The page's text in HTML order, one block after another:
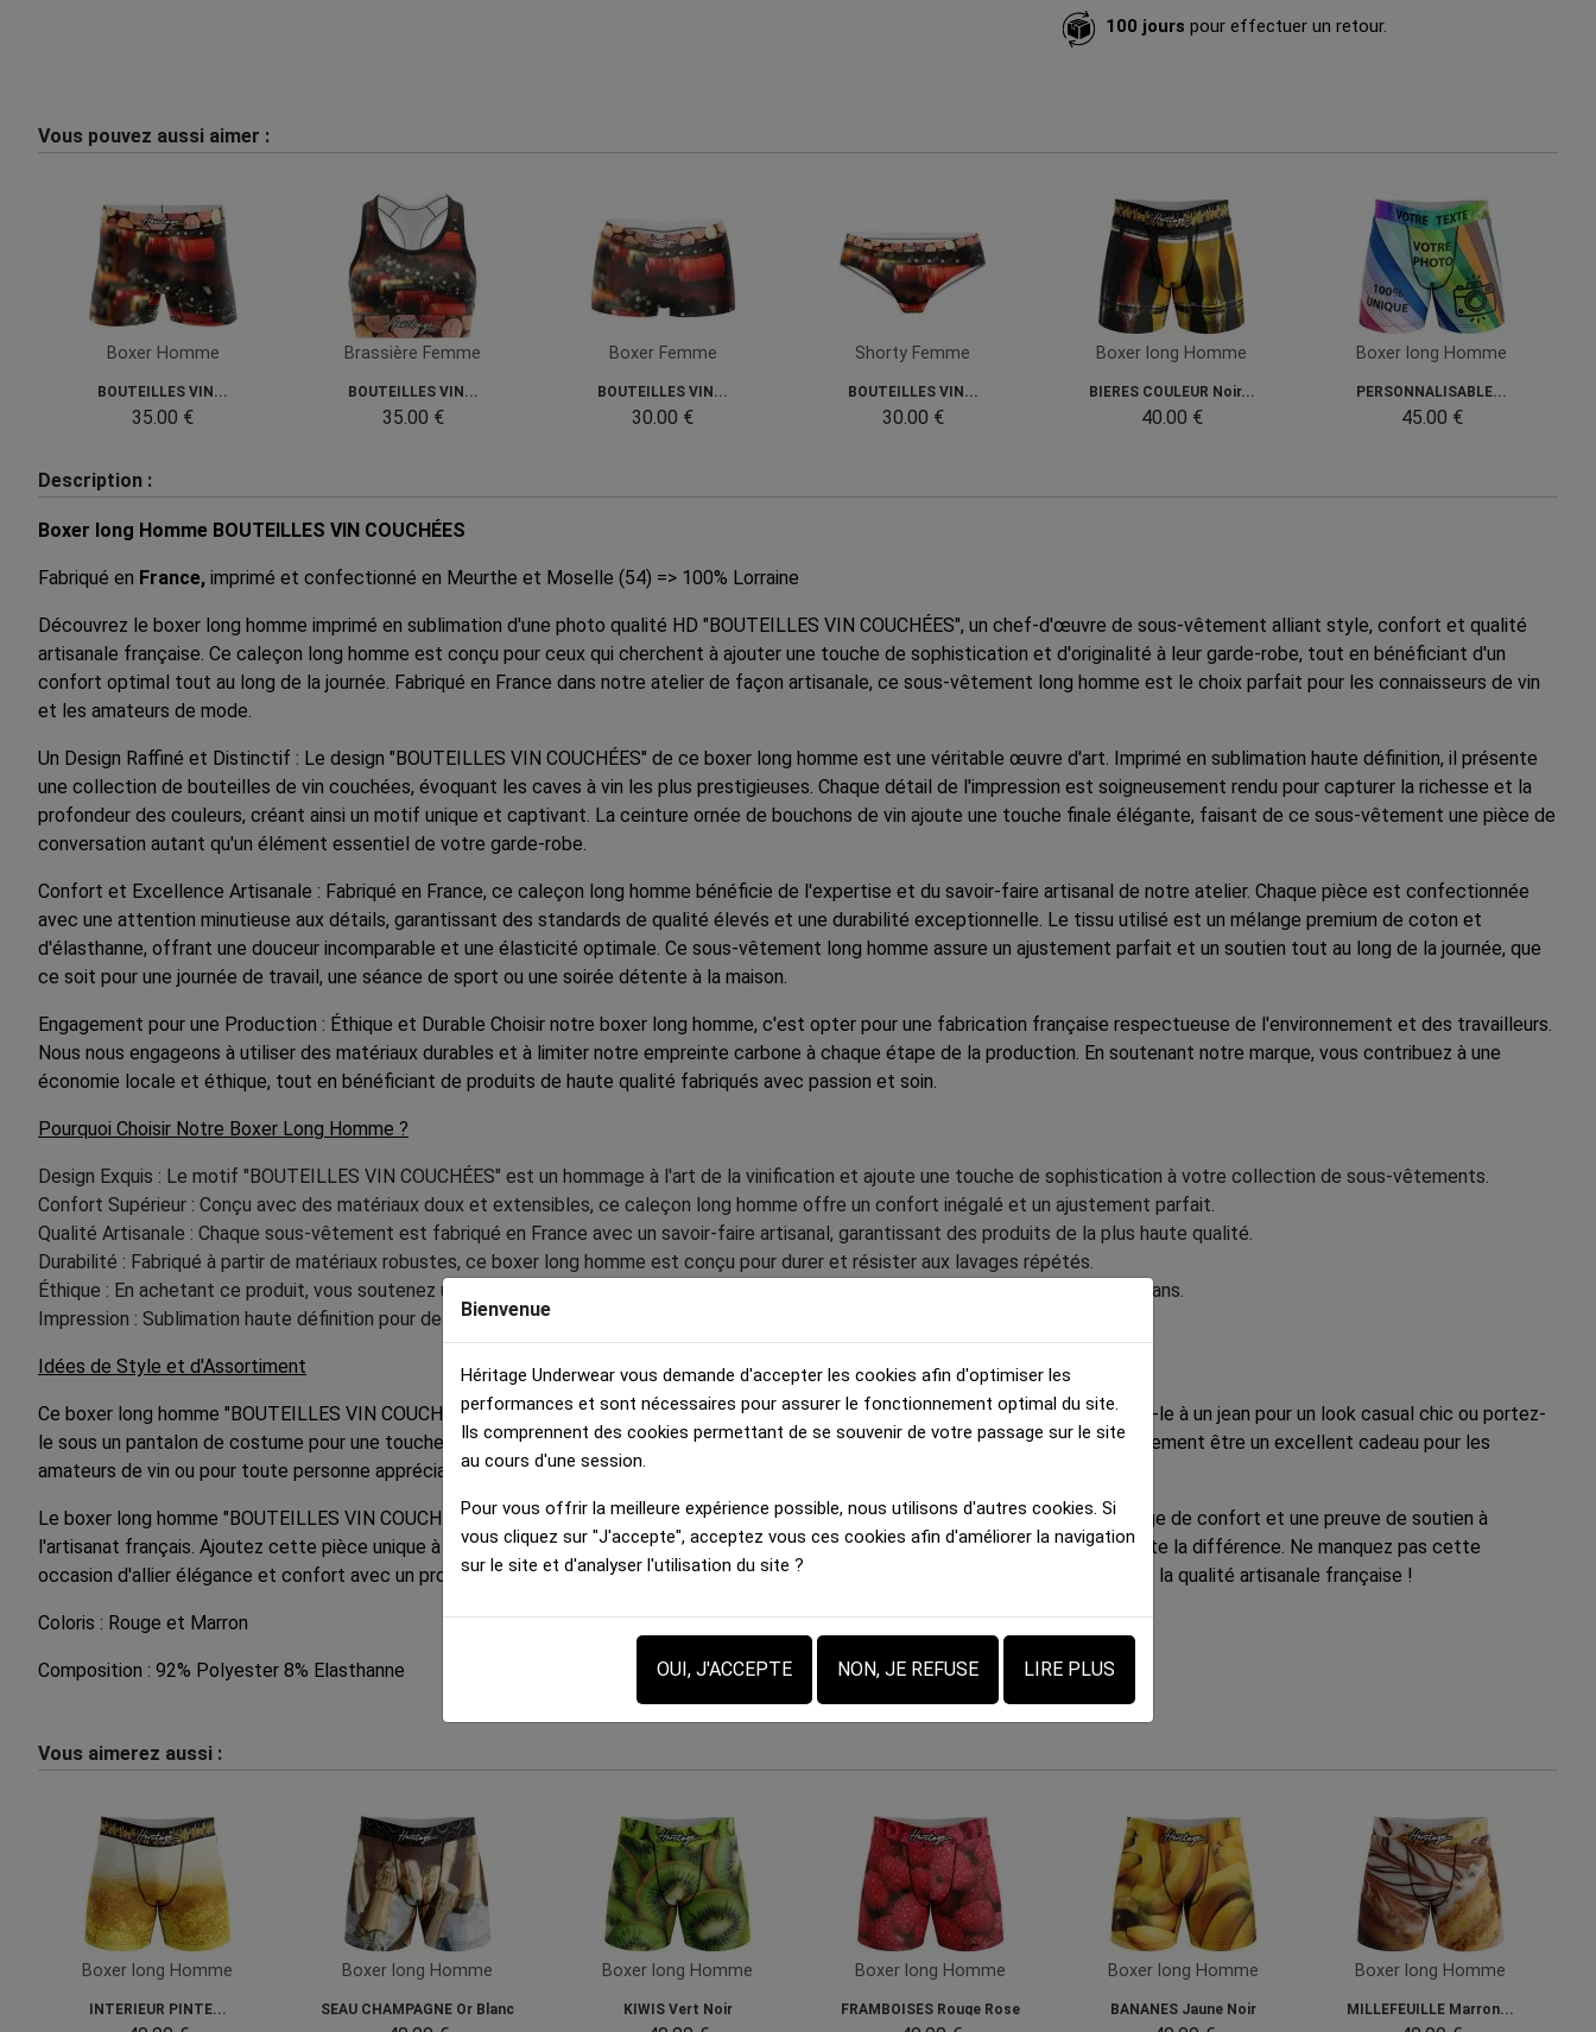
100 jours pour effectuer un retour.
Vous pouvez aussi aimer :
Boxer Homme
BOUTEILLES VIN...
35.00 €
Brassière Femme
BOUTEILLES VIN...
35.00 €
Boxer Femme
BOUTEILLES VIN...
30.00 €
Shorty Femme
BOUTEILLES VIN...
30.00 €
Boxer long Homme
BIERES COULEUR Noir...
40.00 €
Boxer long Homme
PERSONNALISABLE...
45.00 €
Description :
Boxer long Homme BOUTEILLES VIN COUCHÉES
Fabriqué en France, imprimé et confectionné en Meurthe et Moselle (54) => 100% Lorraine
Découvrez le boxer long homme imprimé en sublimation d'une photo qualité HD "BOUTEILLES VIN COUCHÉES", un chef-d'œuvre de sous-vêtement alliant style, confort et qualité
artisanale française. Ce caleçon long homme est conçu pour ceux qui cherchent à ajouter une touche de sophistication et d'originalité à leur garde-robe, tout en bénéficiant d'un
confort optimal tout au long de la journée. Fabriqué en France dans notre atelier de façon artisanale, ce sous-vêtement long homme est le choix parfait pour les connaisseurs de vin
et les amateurs de mode.
Un Design Raffiné et Distinctif : Le design "BOUTEILLES VIN COUCHÉES" de ce boxer long homme est une véritable œuvre d'art. Imprimé en sublimation haute définition, il présente
une collection de bouteilles de vin couchées, évoquant les caves à vin les plus prestigieuses. Chaque détail de l'impression est soigneusement rendu pour capturer la richesse et la
profondeur des couleurs, créant ainsi un motif unique et captivant. La ceinture ornée de bouchons de vin ajoute une touche finale élégante, faisant de ce sous-vêtement une pièce de
conversation autant qu'un élément essentiel de votre garde-robe.
Confort et Excellence Artisanale : Fabriqué en France, ce caleçon long homme bénéficie de l'expertise et du savoir-faire artisanal de notre atelier. Chaque pièce est confectionnée
avec une attention minutieuse aux détails, garantissant des standards de qualité élevés et une durabilité exceptionnelle. Le tissu utilisé est un mélange premium de coton et
d'élasthanne, offrant une douceur incomparable et une élasticité optimale. Ce sous-vêtement long homme assure un ajustement parfait et un soutien tout au long de la journée, que
ce soit pour une journée de travail, une séance de sport ou une soirée détente à la maison.
Engagement pour une Production : Éthique et Durable Choisir notre boxer long homme, c'est opter pour une fabrication française respectueuse de l'environnement et des travailleurs.
Nous nous engageons à utiliser des matériaux durables et à limiter notre empreinte carbone à chaque étape de la production. En soutenant notre marque, vous contribuez à une
économie locale et éthique, tout en bénéficiant de produits de haute qualité fabriqués avec passion et soin.
Pourquoi Choisir Notre Boxer Long Homme ?
Design Exquis : Le motif "BOUTEILLES VIN COUCHÉES" est un hommage à l'art de la vinification et ajoute une touche de sophistication à votre collection de sous-vêtements.
Confort Supérieur : Conçu avec des matériaux doux et extensibles, ce caleçon long homme offre un confort inégalé et un ajustement parfait.
Qualité Artisanale : Chaque sous-vêtement est fabriqué en France avec un savoir-faire artisanal, garantissant des produits de la plus haute qualité.
Durabilité : Fabriqué à partir de matériaux robustes, ce boxer long homme est conçu pour durer et résister aux lavages répétés.
Éthique : En achetant ce produit, vous soutenez une production éthique et responsable, respectueuse de l'environnement et des artisans.
Impression : Sublimation haute définition pour des couleurs vibrantes et durables.
Idées de Style et d'Assortiment
Ce boxer long homme "BOUTEILLES VIN COUCHÉES" est idéal à porter sous toutes vos tenues décontractées ou habillées. Associez-le à un jean pour un look casual chic ou portez-
le sous un pantalon de costume pour une touche de confort et de style discrète. Grâce à son design élégant et distinctif, il peut également être un excellent cadeau pour les
amateurs de vin ou pour toute personne appréciant les sous-vêtements de qualité.
Le boxer long homme "BOUTEILLES VIN COUCHÉES" est bien plus qu'un simple sous-vêtement. C'est une déclaration de style, un gage de confort et une preuve de soutien à
l'artisanat français. Ajoutez cette pièce unique à votre collection et découvrez le plaisir de porter un caleçon long homme qui fait toute la différence. Ne manquez pas cette
occasion d'allier élégance et confort avec un produit fabriqué avec passion et savoir-faire. Commandez dès maintenant et profitez de la qualité artisanale française !
Coloris : Rouge et Marron
Composition : 92% Polyester 8% Elasthanne
Vous aimerez aussi :
Boxer long Homme
INTERIEUR PINTE...
Boxer long Homme
SEAU CHAMPAGNE Or Blanc
Boxer long Homme
KIWIS Vert Noir
Boxer long Homme
FRAMBOISES Rouge Rose
Boxer long Homme
BANANES Jaune Noir
Boxer long Homme
MILLEFEUILLE Marron...
Bienvenue
Héritage Underwear vous demande d'accepter les cookies afin d'optimiser les
performances et sont nécessaires pour assurer le fonctionnement optimal du site.
Ils comprennent des cookies permettant de se souvenir de votre passage sur le site
au cours d'une session.
Pour vous offrir la meilleure expérience possible, nous utilisons d'autres cookies. Si
vous cliquez sur "J'accepte", acceptez vous ces cookies afin d'améliorer la navigation
sur le site et d'analyser l'utilisation du site ?
OUI, J'ACCEPTE NON, JE REFUSE LIRE PLUS